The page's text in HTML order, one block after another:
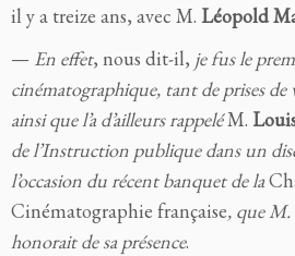
il y a treize ans, avec M. Léopold
— En effet, nous dit-il, je fus le
cinématographique, tant de prises
ainsi que l’a d’ailleurs rappeléM.
de l’Instruction publique dans un
l’occasion du récent banquet de la
Cinématographie française, que M.
honorait de sa présence.